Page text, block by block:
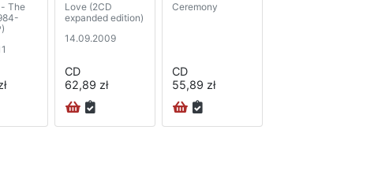
- The
Love (2CD
expanded edition)
14.09.2009
CD
62,89 zł
Ceremony
CD
55,89 zł